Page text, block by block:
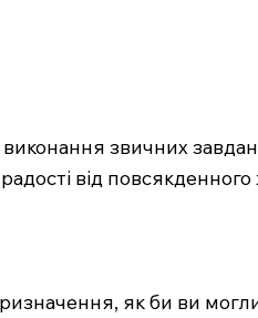
виконання звичних
від
як би ви